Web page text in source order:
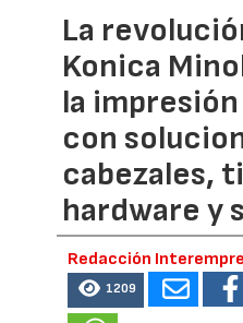
La
Konica
la
con
cabezales,
hardware y
Redacción
1209